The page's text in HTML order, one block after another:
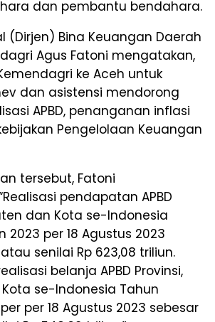
dan pembantu bendahara.
(Dirjen) Bina Keuangan Daerah
Agus Fatoni mengatakan,
ke Aceh untuk
dan asistensi mendorong
APBD, penanganan inflasi
Pengelolaan Keuangan
tersebut, Fatoni
pendapatan APBD
dan Kota se-Indonesia
2023 per 18 Agustus 2023
senilai Rp 623,08 triliun.
belanja APBD Provinsi,
se-Indonesia Tahun
per 18 Agustus 2023 sebesar